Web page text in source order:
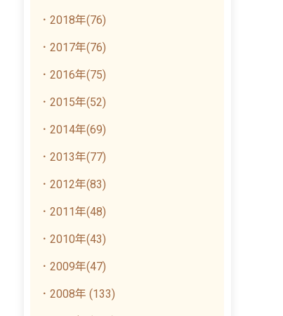
．2018年(76)
．2017年(76)
．2016年(75)
．2015年(52)
．2014年(69)
．2013年(77)
．2012年(83)
．2011年(48)
．2010年(43)
．2009年(47)
．2008年 (133)